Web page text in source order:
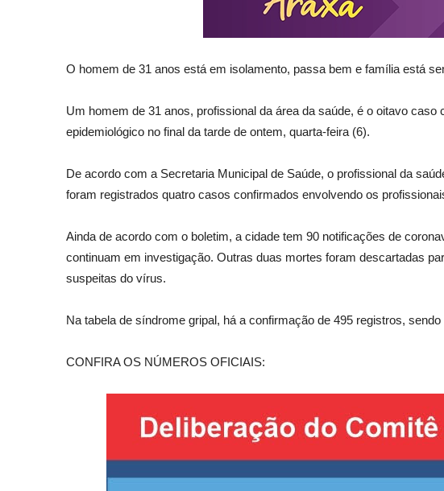
O homem de 31 anos está em isolamento, passa bem e família está
Um homem de 31 anos, profissional da área da saúde, é o oitavo
epidemiológico no final da tarde de ontem, quarta-feira (6).
De acordo com a Secretaria Municipal de Saúde, o profissional da
foram registrados quatro casos confirmados envolvendo os
Ainda de acordo com o boletim, a cidade tem 90 notificações de
continuam em investigação. Outras duas mortes foram descartadas
suspeitas do vírus.
Na tabela de síndrome gripal, há a confirmação de 495 registros,
CONFIRA OS NÚMEROS OFICIAIS: